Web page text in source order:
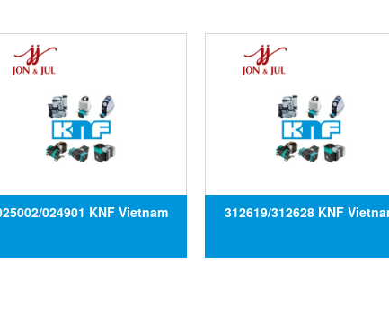
024901 KNF Vietnam 312619/312628 KNF